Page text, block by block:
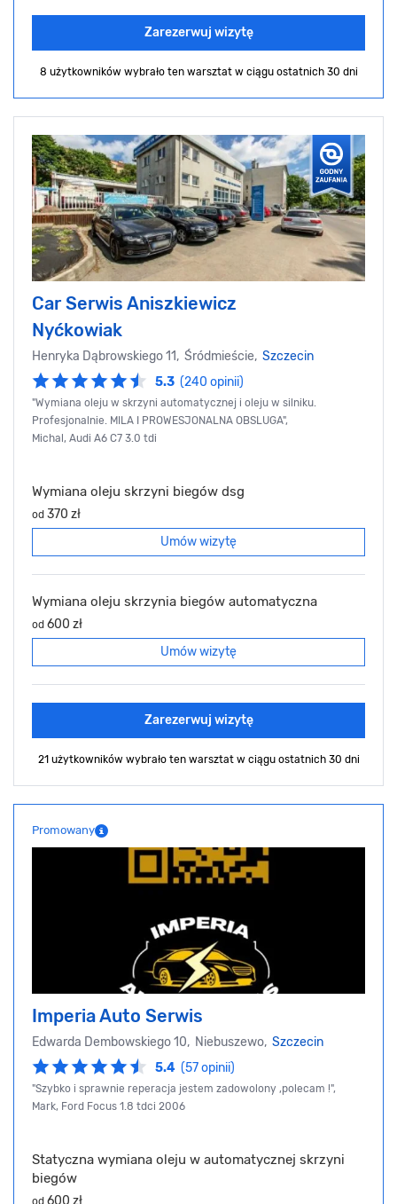
Zarezerwuj wizytę
8 użytkowników wybrało ten warsztat w ciągu ostatnich 30 dni
Car Serwis Aniszkiewicz
Nyćkowiak
Henryka Dąbrowskiego 11, Śródmieście, Szczecin
5.3 (240 opinii)
"Wymiana oleju w skrzyni automatycznej i oleju w silniku.
Profesjonalnie. MILA I PROWESJONALNA OBSLUGA",
Michal, Audi A6 C7 3.0 tdi
Wymiana oleju skrzyni biegów dsg
od 370 zł
Umów wizytę
Wymiana oleju skrzynia biegów automatyczna
od 600 zł
Umów wizytę
Zarezerwuj wizytę
21 użytkowników wybrało ten warsztat w ciągu ostatnich 30 dni
Promowany
Imperia Auto Serwis
Edwarda Dembowskiego 10, Niebuszewo, Szczecin
5.4 (57 opinii)
"Szybko i sprawnie reperacja jestem zadowolony ,polecam !",
Mark, Ford Focus 1.8 tdci 2006
Statyczna wymiana oleju w automatycznej skrzyni
biegów